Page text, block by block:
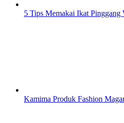
5 Tips Memakai Ikat
Kamima Produk Fashion